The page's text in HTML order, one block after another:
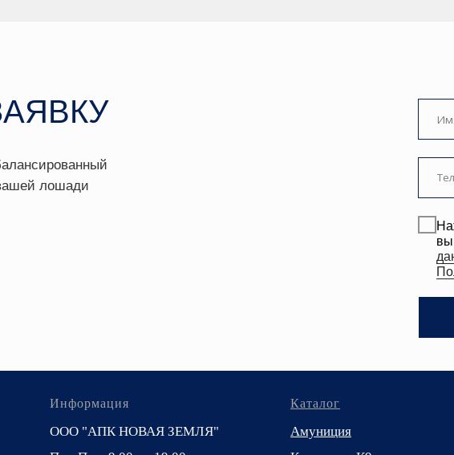
Информация
ООО "АПК НОВАЯ ЗЕМЛЯ"
Каталог
Амуниция